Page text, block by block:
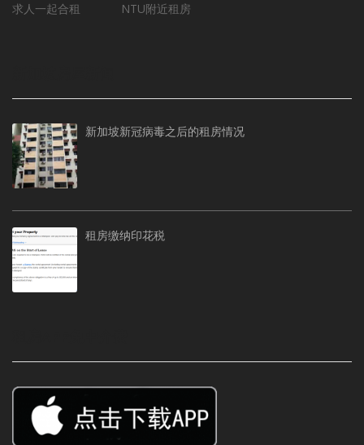
求人一起合租
NTU附近租房
新加坡新冠病毒之后的租房情况
租房缴纳印花税